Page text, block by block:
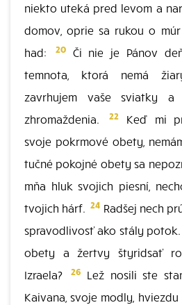
niekto uteká pred levom a
domov, oprie sa rukou o
had:
20Či nie je Pánov
temnota, ktorá nemá
zavrhujem vaše sviatky a
zhromaždenia.
22Keď mi
svoje pokrmové obety,
tučné pokojné obety sa
mňa hluk svojich piesní,
tvojich hárf. 24 Radšej nech
spravodlivosť ako stály potok.
obety a žertvy štyridsať
Izraela?
26 Lež nosili ste
Kaivana, svoje modly,